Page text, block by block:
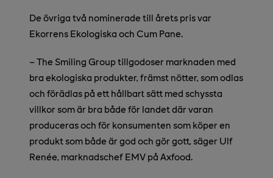
De övriga två nominerade till årets pris var
Ekorrens Ekologiska och Cum Pane.
– The Smiling Group tillgodoser marknaden med
bra ekologiska produkter, främst nötter, som odlas
och förädlas på ett hållbart sätt med schyssta
villkor som är bra både för landet där varan
produceras och för konsumenten som köper en
produkt som både är god och gör gott, säger Ulf
Renée, marknadschef EMV på Axfood.